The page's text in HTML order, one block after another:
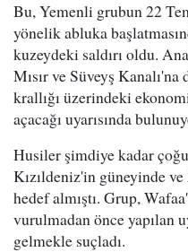
Bu, Yemenli grubun 22
yönelik abluka
kuzeydeki saldırı oldu.
Mısır ve Süveyş
krallığı üzerindeki
açacağı uyarısında
Husiler şimdiye kadar
Kızıldeniz'in güneyinde
hedef almıştı. Grup,
vurulmadan önce yapılan
gelmekle suçladı.